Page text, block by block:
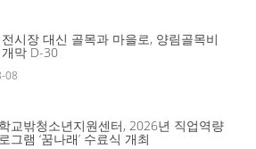
시장 대신 골목과 마을로, 양림골목비
막 D-30
08
교밖청소년지원센터, 2026년 직업역량
그램 ‘꿈나래’ 수료식 개최